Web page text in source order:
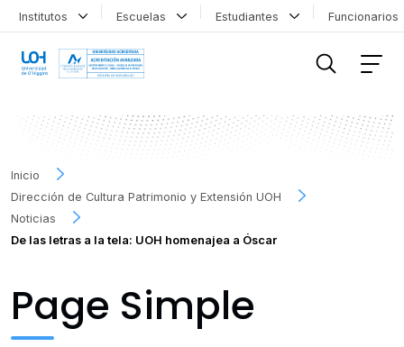
Institutos Escuelas Estudiantes
Inicio
Dirección de Cultura Patrimonio y Extensión UOH
Noticias
De las letras a la tela: UOH homenajea a Óscar
Page Simple